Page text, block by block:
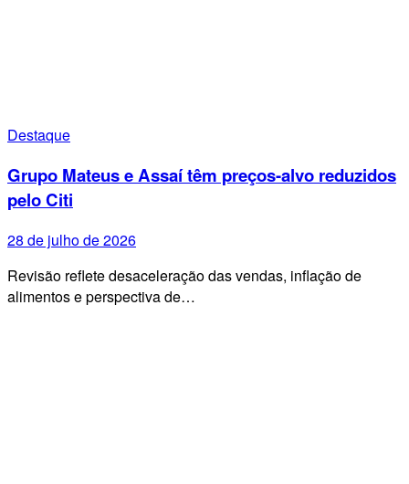
Destaque
Grupo Mateus e Assaí têm preços-alvo reduzidos
pelo Citi
28 de julho de 2026
Revisão reflete desaceleração das vendas, inflação de
alimentos e perspectiva de…